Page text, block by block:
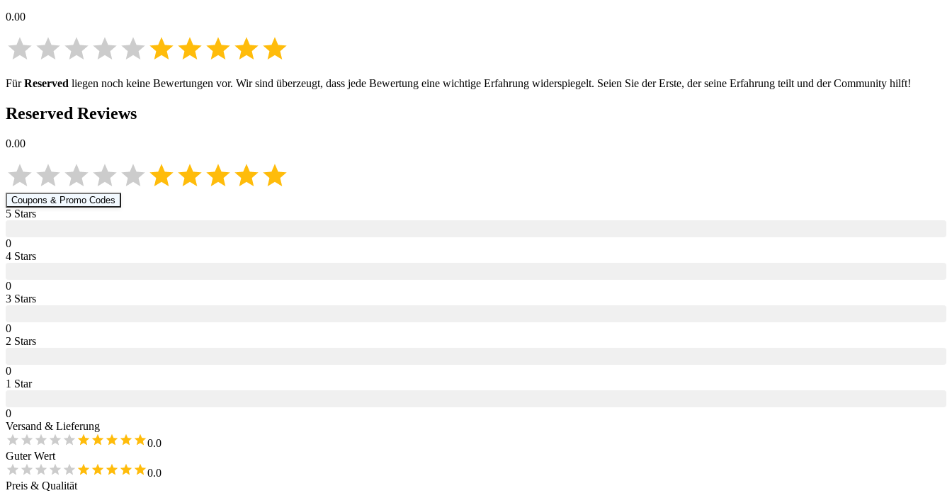
0.00
FürReserved liegen noch keine Bewertungen vor. Wir sind überzeugt, dass jede Bewertung eine wichtige Erfahrung widerspiegelt. Seien Sie der Erste, der seine Erfahrung teilt und der Community hilft!
Reserved Reviews
0.00
Coupons & Promo Codes
5 Stars
0
4 Stars
0
3 Stars
0
2 Stars
0
1 Star
0
Versand & Lieferung
0.0
Guter Wert
0.0
Preis & Qualität